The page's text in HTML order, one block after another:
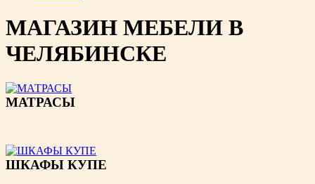
МАГАЗИН МЕБЕЛИ В
ЧЕЛЯБИНСКЕ
МАТРАСЫ
ШКАФЫ КУПЕ